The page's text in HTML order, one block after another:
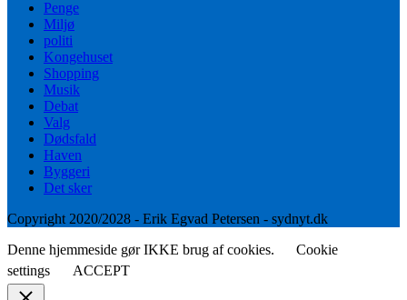
Penge
Miljø
politi
Kongehuset
Shopping
Musik
Debat
Valg
Dødsfald
Haven
Byggeri
Det sker
Copyright 2020/2028 - Erik Egvad Petersen - sydnyt.dk
Denne hjemmeside gør IKKE brug af cookies.
Cookie
settings
ACCEPT